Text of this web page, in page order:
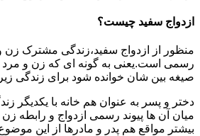
ازدواج سفید چیست؟
منظور از ازدواج سفید،زندگی مشترک زن
رسمی است.یعنی به گونه ای که زن و مرد
صیغه بین شان خوانده شود برای زندگی
دختر و پسر به عنوان هم خانه با یکدیگر
میان آن ها پیوند رسمی ازدواج و رابطه
بیشتر مواقع هم پدر و مادرها از این